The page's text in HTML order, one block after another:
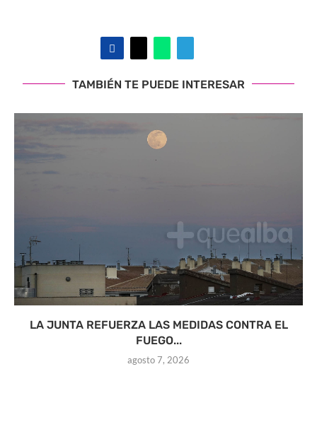
TAMBIÉN TE PUEDE INTERESAR
LA JUNTA REFUERZA LAS MEDIDAS CONTRA EL
FUEGO...
agosto 7, 2026